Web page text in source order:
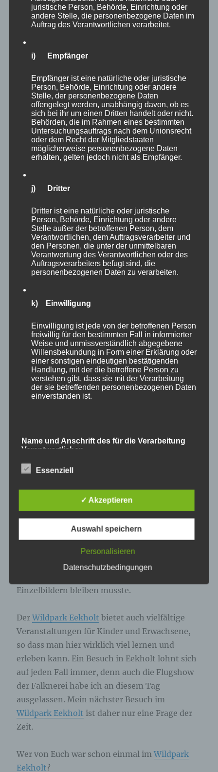
Nach fünf Stunden waren meine Beine langsam
müde und so habe ich viele Tiere nicht mehr
Besuch erledigt werden. Auf dem Weg lagen
allerdings nochDachs
undWaschbär.
Beide waren jedoch “nicht so in
Einzelbildern bleiben musste.
DerWildpark Eekholt bietet auch vielfältige
Veranstaltungen für Kinder und Erwachsene,
so dass man hier wirklich viel lernen und
erleben kann. Ein Besuch in Eekholt lohnt sich
auf jeden Fall immer, denn auch die Flugshow
der Falknerei habe ich an diesem Tag
ausgelassen. Mein nächster Besuch im
Wildpark Eekholt ist daher nur eine Frage der
Zeit.
Wer von Euch war schon einmal imWildpark
Eekholt?
juristische Person, Behörde, Einrichtung oder
andere Stelle, die personenbezogene Daten im
Auftrag des Verantwortlichen verarbeitet.
i) Empfänger
Empfänger ist eine natürliche oder juristische
Person, Behörde, Einrichtung oder andere
Stelle, der personenbezogene Daten
offengelegt werden, unabhängig davon, ob es
sich bei ihr um einen Dritten handelt oder nicht.
Behörden, die im Rahmen eines bestimmten
Untersuchungsauftrags nach dem Unionsrecht
oder dem Recht der Mitgliedstaaten
möglicherweise personenbezogene Daten
erhalten, gelten jedoch nicht als Empfänger.
j) Dritter
Dritter ist eine natürliche oder juristische
Person, Behörde, Einrichtung oder andere
Stelle außer der betroffenen Person, dem
Verantwortlichen, dem Auftragsverarbeiter und
den Personen, die unter der unmittelbaren
Verantwortung des Verantwortlichen oder des
Auftragsverarbeiters befugt sind, die
personenbezogenen Daten zu verarbeiten.
k) Einwilligung
Einwilligung ist jede von der betroffenen Person
freiwillig für den bestimmten Fall in informierter
Weise und unmissverständlich abgegebene
Willensbekundung in Form einer Erklärung oder
einer sonstigen eindeutigen bestätigenden
Handlung, mit der die betroffene Person zu
verstehen gibt, dass sie mit der Verarbeitung
der sie betreffenden personenbezogenen Daten
einverstanden ist.
Name und Anschrift des für die Verarbeitung
Verantwortlichen
Verantwortlicher im Sinne der Datenschutz-
der Europäischen Union geltenden
Datenschutzgesetze und anderer Bestimmungen
mit datenschutzrechtlichem Charakter ist die:
Cookies / SessionStorage / LocalStorage
Die Internetseiten verwenden teilweise so
SessionStorage. Dies dient dazu, unser Angebot
machen. Local Storage und SessionStorage ist
eine Technologie, mit welcher ihr Browser Daten
abspeichert. Cookies sind Textdateien, welche
über einen Internetbrowser auf einem
Computersystem abgelegt und gespeichert
werden. Sie können die Verwendung von Cookies,
LocalStorage und SessionStorage durch
entsprechende Einstellung in Ihrem Browser
Zahlreiche Internetseiten und Server verwenden
Cookies. Viele Cookies enthalten eine sogenannte
Cookie-ID. Eine Cookie-ID ist eine eindeutige
Kennung des Cookies. Sie besteht aus einer
Zeichenfolge, durch welche Internetseiten und
wurde. Dies ermöglicht es den besuchten
Internetseiten und Servern, den individuellen
Essenziell
✓ Akzeptieren
Auswahl speichern
Personalisieren
Datenschutzbedingungen